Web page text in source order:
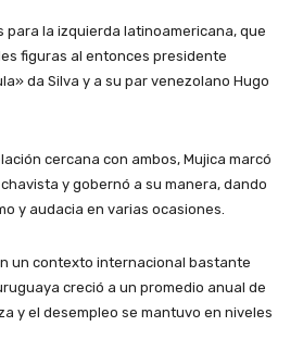
para la izquierda latinoamericana, que
figuras al entonces presidente
da Silva y a su par venezolano Hugo
cercana con ambos, Mujica marcó
y gobernó a su manera, dando
y audacia en varias ocasiones.
un contexto internacional bastante
creció a un promedio anual de
y el desempleo se mantuvo en niveles